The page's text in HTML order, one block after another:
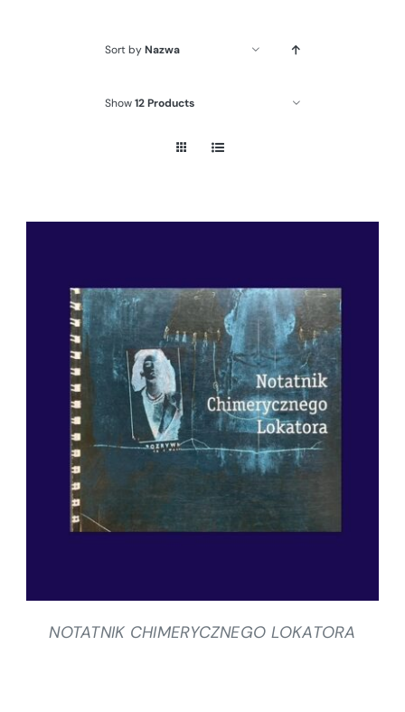
Sort byNazwa
Show12 Products
SZCZEGÓŁY
NOTATNIK CHIMERYCZNEGO LOKATORA